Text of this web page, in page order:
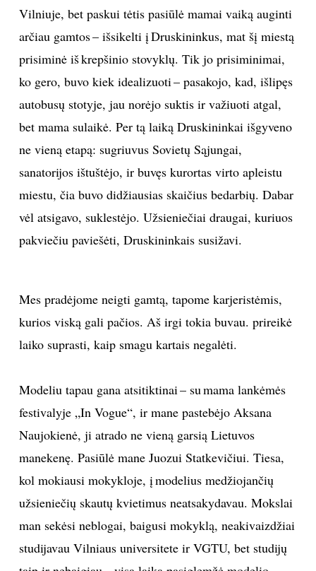
Vilniuje, bet paskui tėtis pasiūlė mamai vaiką auginti
arčiau gamtos – išsikelti į Druskininkus, mat šį miestą
prisiminė iš krepšinio stovyklų. Tik jo prisiminimai,
ko gero, buvo kiek idealizuoti – pasakojo, kad, išlipęs
autobusų stotyje, jau norėjo suktis ir važiuoti atgal,
bet mama sulaikė. Per tą laiką Druskininkai išgyveno
ne vieną etapą: sugriuvus Sovietų Sąjungai,
sanatorijos ištuštėjo, ir buvęs kurortas virto apleistu
miestu, čia buvo didžiausias skaičius bedarbių. Dabar
vėl atsigavo, suklestėjo. Užsieniečiai draugai, kuriuos
pakviečiu paviešėti, Druskininkais susižavi.
Mes pradėjome neigti gamtą, tapome karjeristėmis,
kurios viską gali pačios. Aš irgi tokia buvau. prireikė
laiko suprasti, kaip smagu kartais negalėti.
Modeliu tapau gana atsitiktinai – su mama lankėmės
festivalyje „In Vogue“, ir mane pastebėjo Aksana
Naujokienė, ji atrado ne vieną garsią Lietuvos
manekenę. Pasiūlė mane Juozui Statkevičiui. Tiesa,
kol mokiausi mokykloje, į modelius medžiojančių
užsieniečių skautų kvietimus neatsakydavau. Mokslai
man sekėsi neblogai, baigusi mokyklą, neakivaizdžiai
studijavau Vilniaus universitete ir VGTU, bet studijų